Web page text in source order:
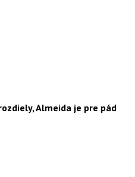
Almeida je pre pád